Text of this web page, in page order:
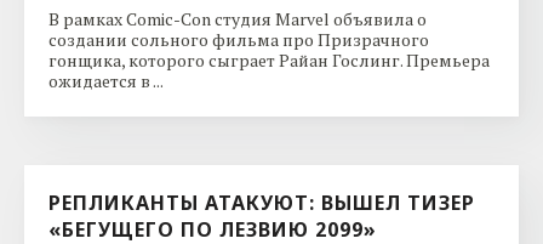
В рамках Comic-Con студия Marvel объявила о
создании сольного фильма про Призрачного
гонщика, которого сыграет Райан Гослинг. Премьера
ожидается в ...
РЕПЛИКАНТЫ АТАКУЮТ: ВЫШЕЛ ТИЗЕР
«БЕГУЩЕГО ПО ЛЕЗВИЮ 2099»